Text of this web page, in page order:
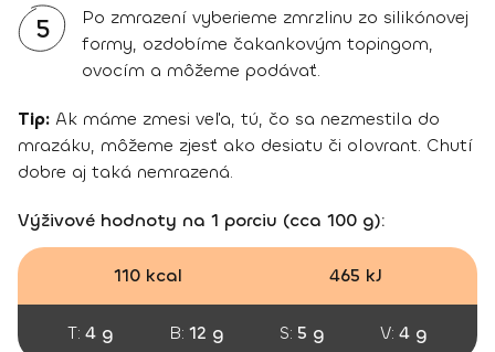
5
Po zmrazení vyberieme zmrzlinu zo silikónovej
formy, ozdobíme čakankovým topingom,
ovocím a môžeme podávať.
Tip: Ak máme zmesi veľa, tú, čo sa nezmestila do
mrazáku, môžeme zjesť ako desiatu či olovrant. Chutí
dobre aj taká nemrazená.
Výživové hodnoty na 1 porciu (cca 100 g):
110 kcal 465 kJ
T: 4 g B: 12 g S: 5 g V: 4 g